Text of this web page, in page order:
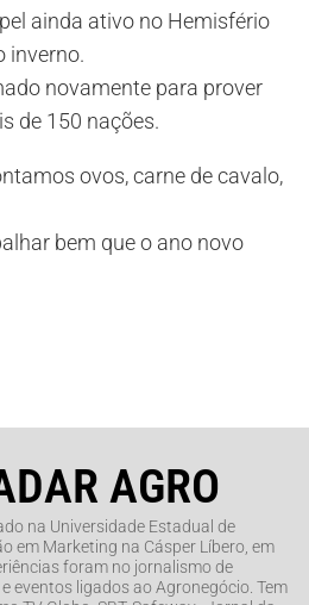
ainda ativo no Hemisfério
inverno.
novamente para prover
de 150 nações.
ovos, carne de cavalo,
bem que o ano novo
AGRO
na Universidade Estadual de
em Marketing na Cásper Líbero, em
foram no jornalismo de
eventos ligados ao Agronegócio. Tem